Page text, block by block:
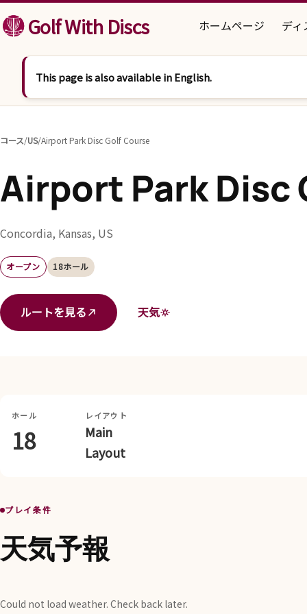
コンテンツへスキップ
Golf With Discs ホームページ デ
This page is also available in English.
コース/US/Airport Park Disc Golf Course
Airport Park Disc
Concordia, Kansas, US
オープン 18ホール
ルートを見る 天気
ホール
18
レイアウト
Main
Layout
プレイ条件
天気予報
Could not load weather. Check back later.